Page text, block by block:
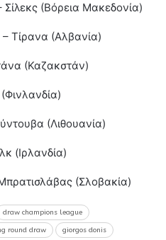
(Βόρεια Μακεδονία)
– Τίρανα (Αλβανία)
(Καζακστάν)
(Λιθουανία)
(Ιρλανδία)
(Σλοβακία)
draw champions league
round draw giorgos donis